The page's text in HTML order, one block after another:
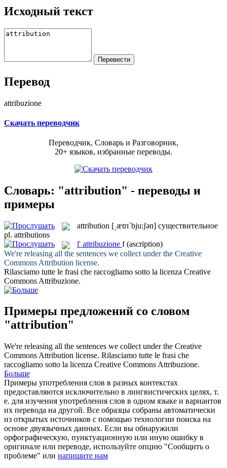
Исходный текст
Перевод
attribuzione
Скачать переводчик
Переводчик, Словарь и Разговорник,
20+ языков, избранные переводы.
Словарь: "attribution" - переводы и
примеры
attribution [ˌætrɪˈbju:ʃən] существительное
pl. attributions
l' attribuzione f (ascription)
We're releasing all the sentences we collect under the Creative
Commons Attribution license.
Rilasciamo tutte le frasi che raccogliamo sotto la licenza Creative
Commons Attribuzione.
Примеры предложений со словом
"attribution"
We're releasing all the sentences we collect under the Creative
Commons Attribution license. Rilasciamo tutte le frasi che
raccogliamo sotto la licenza Creative Commons Attribuzione.
Больше
Примеры употребления слов в разных контекстах
предоставляются исключительно в лингвистических целях, т.
е. для изучения употребления слов в одном языке и вариантов
их перевода на другой. Все образцы собраны автоматически
из открытых источников с помощью технологии поиска на
основе двуязычных данных. Если вы обнаружили
орфографическую, пунктуационную или иную ошибку в
оригинале или переводе, используйте опцию "Сообщить о
проблеме" или напишите нам